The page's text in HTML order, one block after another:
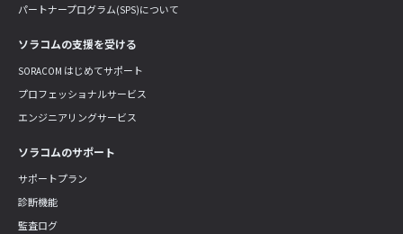
パートナープログラム(SPS)について
ソラコムの支援を受ける
SORACOM はじめてサポート
プロフェッショナルサービス
エンジニアリングサービス
ソラコムのサポート
サポートプラン
診断機能
監査ログ